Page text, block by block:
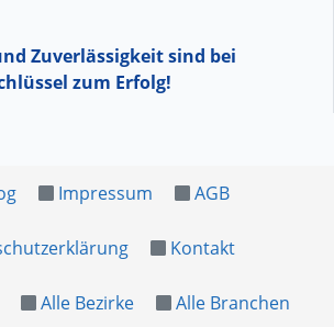
Zuverlässigkeit sind bei
zum Erfolg!
Impressum AGB
Kontakt
Alle Bezirke Alle Branchen